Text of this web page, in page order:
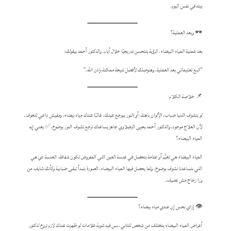
بيته في نفس اليوم.
🕶️ وبعد العملية؟
بعد عملية المياه البيضاء، الرؤية بتتحسن تدريجيًا خلال أيام. والدكتور أحمد بيقولك:
“اتبع تعليماتي بعد العملية، وهنوصلك لأفضل نتيجة ممكنة بإذن الله.”
📌 خلاصة الكلام
لو بتشوف الدنيا ضباب، الألوان باهتة، أو النور بيوجع عينك، غالبًا عندك مياه بيضاء. ومفيش داعي للخوف،
لأن العلاج موجود، والدكتور أحمد يحيى الزعبلاوي جاهز يساعدك ترجع تشوف النور بوضوح.✅ يعني إيه
المياه البيضاء؟
المياه البيضاء هي تغيُّم أو عتامة بتحصل في عدسة العين اللي المفروض تكون شفافة. العدسة دي هي
اللي بتساعدنا نشوف بوضوح. ولما يحصل فيها المياه البيضاء، الصورة بتبدأ تبقى ضبابية وكأنك شايف من
ورا زجاج مش نضيف.
👁️ إزاي بحس إن عندي مياه بيضاء؟
أعراض المياه البيضاء بتختلف من شخص للتاني، بس فيه شوية علامات لو ظهرت عندك لازم تروح لدكتور